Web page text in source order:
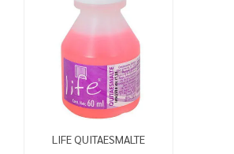
LIFE QUITAESMALTE